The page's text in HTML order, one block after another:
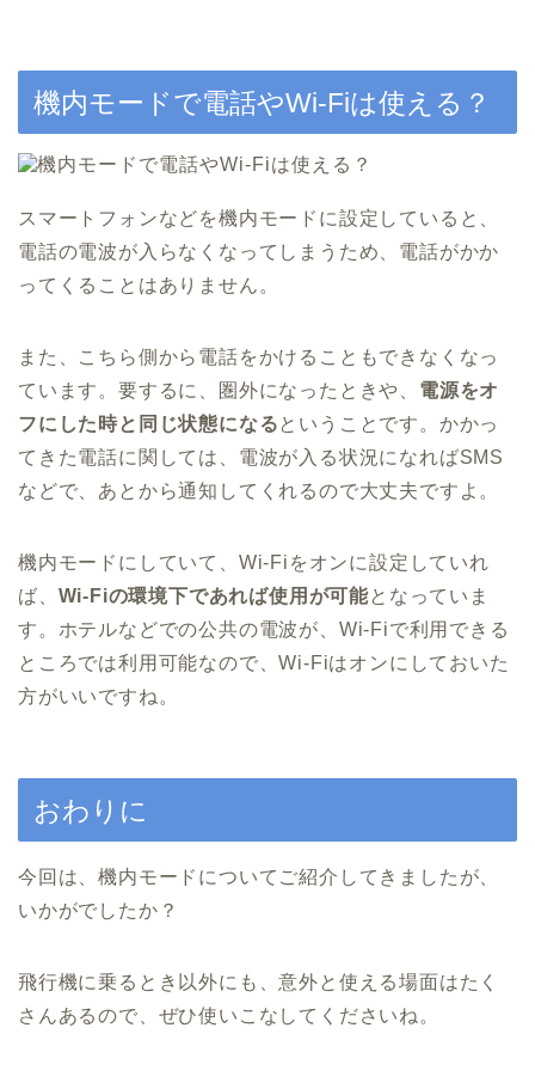
機内モードで電話やWi-Fiは使える？
スマートフォンなどを機内モードに設定していると、
電話の電波が入らなくなってしまうため、電話がかか
ってくることはありません。
また、こちら側から電話をかけることもできなくなっ
ています。要するに、圏外になったときや、 電源をオ
フにした時と同じ状態になるということです。かかっ
てきた電話に関しては、電波が入る状況になればSMS
などで、あとから通知してくれるので大丈夫ですよ。
機内モードにしていて、Wi-Fiをオンに設定していれ
ば、 Wi-Fiの環境下であれば使用が可能となっていま
す。ホテルなどでの公共の電波が、Wi-Fiで利用できる
ところでは利用可能なので、Wi-Fiはオンにしておいた
方がいいですね。
おわりに
今回は、機内モードについてご紹介してきましたが、
いかがでしたか？
飛行機に乗るとき以外にも、意外と使える場面はたく
さんあるので、ぜひ使いこなしてくださいね。